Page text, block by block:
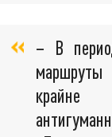
– В
крайне